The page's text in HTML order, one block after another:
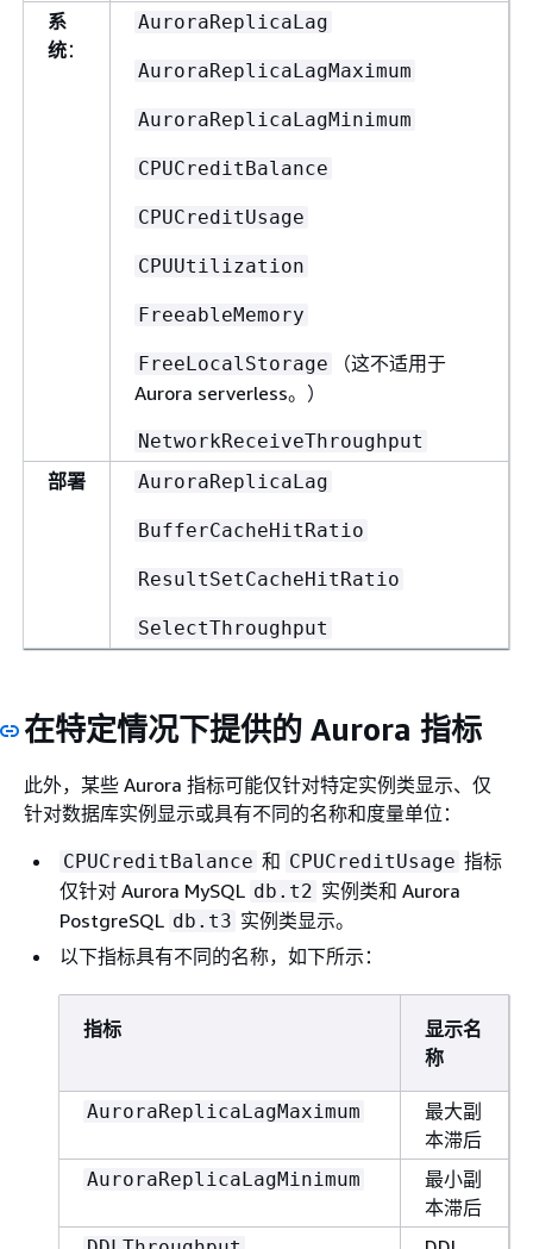
系
统：
AuroraReplicaLag
AuroraReplicaLagMaximum
AuroraReplicaLagMinimum
CPUCreditBalance
CPUCreditUsage
CPUUtilization
FreeableMemory
FreeLocalStorage
（这不适用于
Aurora serverless。）
NetworkReceiveThroughput
部署 AuroraReplicaLag
BufferCacheHitRatio
ResultSetCacheHitRatio
SelectThroughput
在特定情况下提供的 Aurora 指标
此外，某些 Aurora 指标可能仅针对特定实例类显示、仅
针对数据库实例显示或具有不同的名称和度量单位：
CPUCreditBalance 和 CPUCreditUsage 指标
仅针对 Aurora MySQL db.t2 实例类和 Aurora
PostgreSQL db.t3 实例类显示。
以下指标具有不同的名称，如下所示：
指标
显示名
称
AuroraReplicaLagMaximum
最大副
本滞后
AuroraReplicaLagMinimum
最小副
本滞后